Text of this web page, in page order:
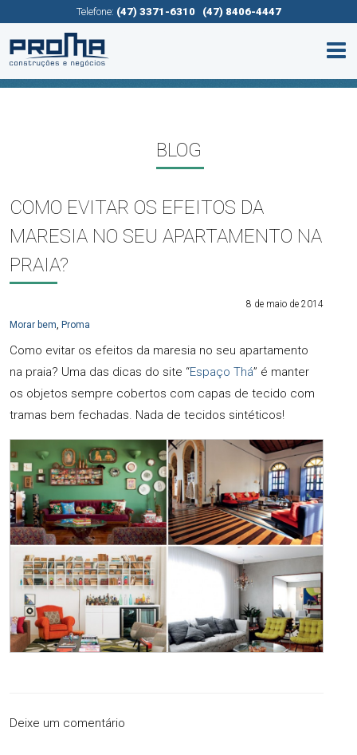
Telefone: (47) 3371-6310 (47) 8406-4447
BLOG
COMO EVITAR OS EFEITOS DA
MARESIA NO SEU APARTAMENTO NA
PRAIA?
8 de maio de 2014
Morar bem, Proma
Como evitar os efeitos da maresia no seu apartamento
na praia? Uma das dicas do site “Espaço Thá” é manter
os objetos sempre cobertos com capas de tecido com
tramas bem fechadas. Nada de tecidos sintéticos!
Deixe um comentário